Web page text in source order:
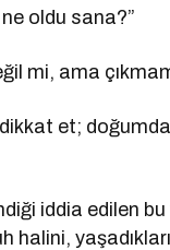
oldu sana?”
mi, ama
dikkat et;
iddia edilen
halini,